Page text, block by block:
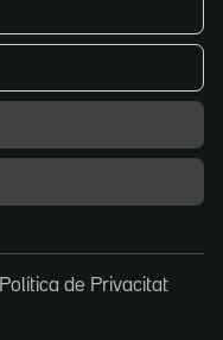
Política de Privacitat